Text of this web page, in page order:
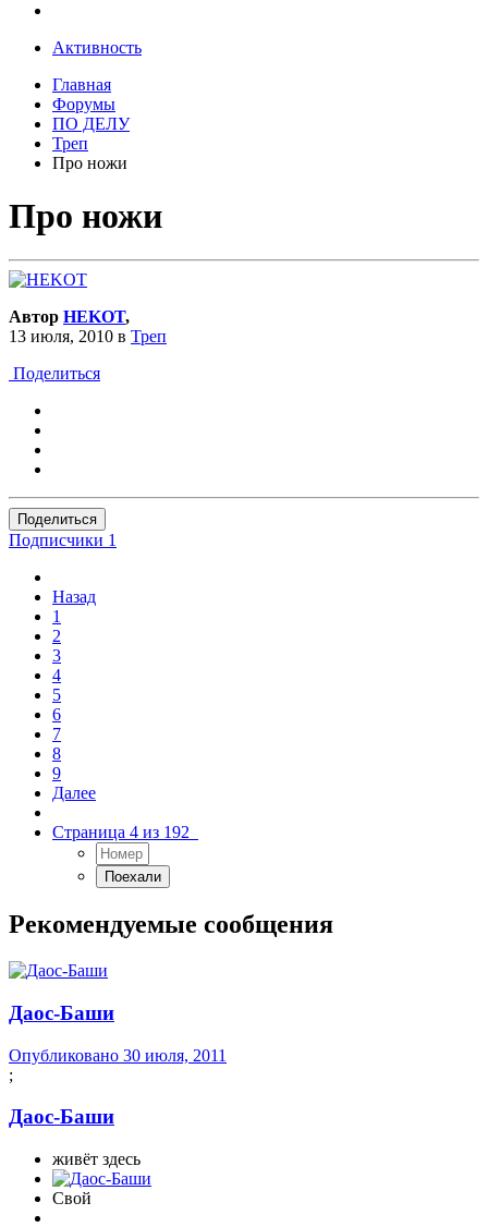
Активность
Главная
Форумы
ПО ДЕЛУ
Треп
Про ножи
Про ножи
Автор HEKOT,
13 июля, 2010 в Треп
Поделиться
Поделиться
Подписчики 1
Назад
1
2
3
4
5
6
7
8
9
Далее
Страница 4 из 192
Рекомендуемые сообщения
Даос-Баши
Опубликовано 30 июля, 2011
;
Даос-Баши
живёт здесь
Свой